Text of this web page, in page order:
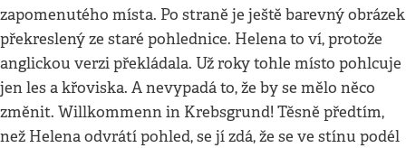
zapomenutého místa. Po straně je ještě barevný obrázek
překreslený ze staré pohlednice. Helena to ví, protože
anglickou verzi překládala. Už roky tohle místo pohlcuje
jen les a křoviska. A nevypadá to, že by se mělo něco
změnit. Willkommenn in Krebsgrund! Těsně předtím,
než Helena odvrátí pohled, se jí zdá, že se ve stínu podél